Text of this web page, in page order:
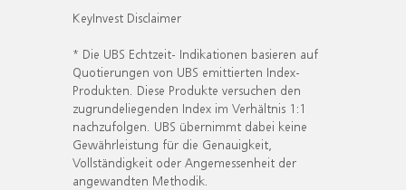
KeyInvest Disclaimer
* Die UBS Echtzeit- Indikationen basieren auf
Quotierungen von UBS emittierten Index-
Produkten. Diese Produkte versuchen den
zugrundeliegenden Index im Verhältnis 1:1
nachzufolgen. UBS übernimmt dabei keine
Gewährleistung für die Genauigkeit,
Vollständigkeit oder Angemessenheit der
angewandten Methodik.